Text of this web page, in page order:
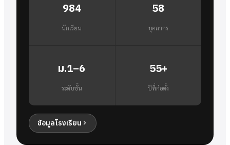
984
นักเรียน
58
บุคลากร
ม.1–6
ระดับชั้น
55+
ปีที่ก่อตั้ง
ข้อมูลโรงเรียน